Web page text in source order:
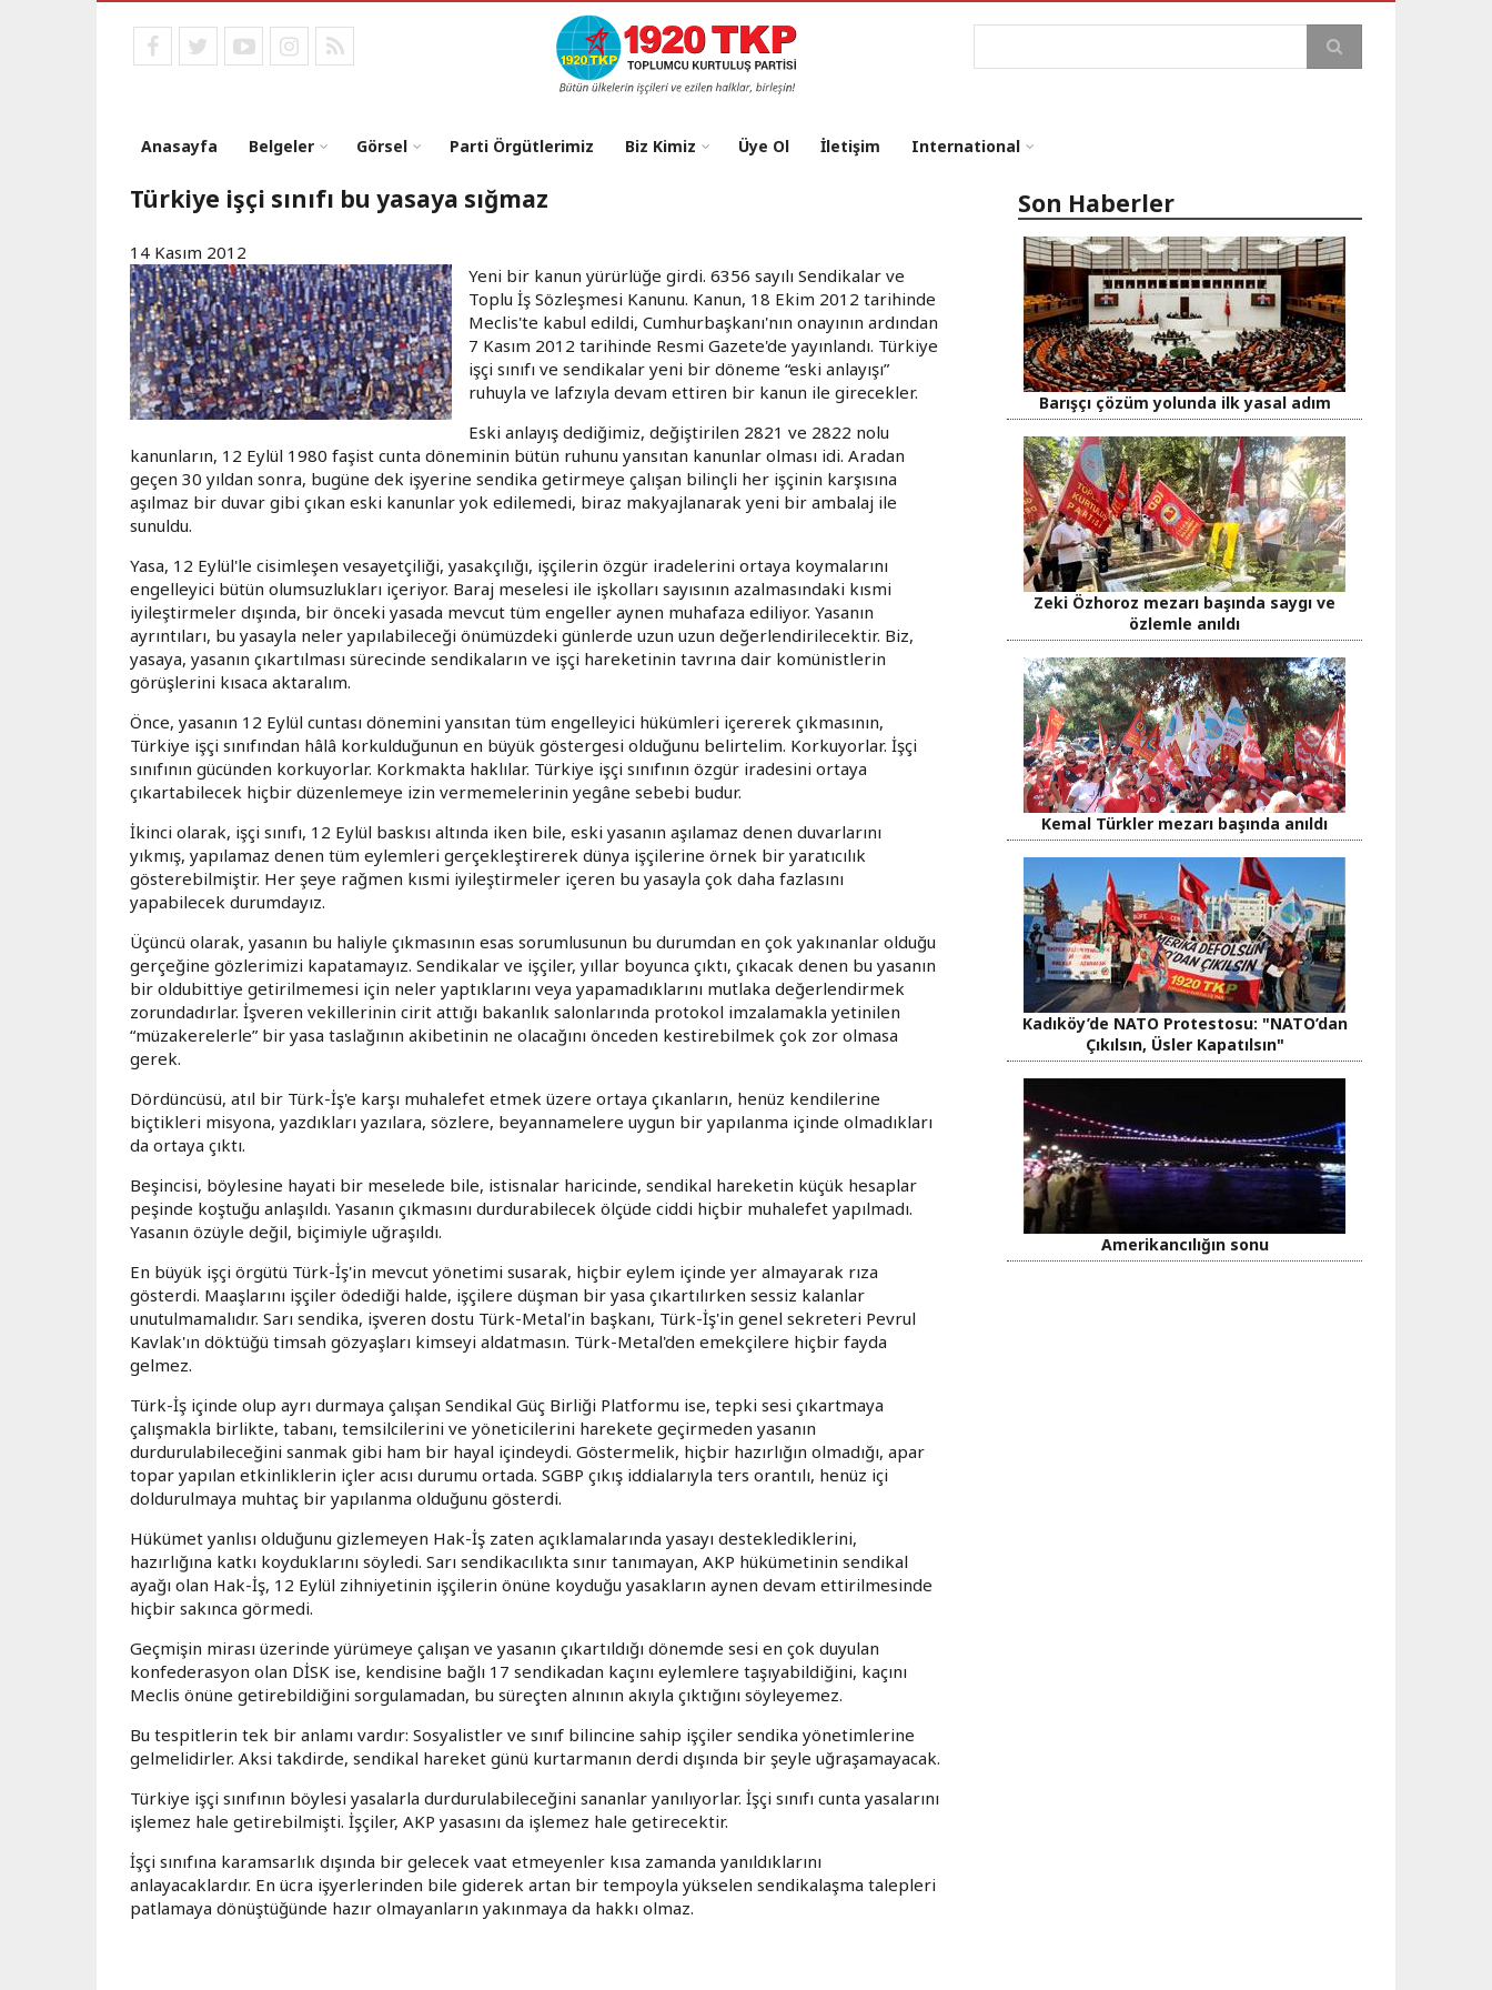
facebooktwitteryoutubeinstagram
RSS
Ara
Anasayfa Belgeler Görsel Parti Örgütlerimiz Biz Kimiz Üye Ol İletişim International
Türkiye işçi sınıfı bu yasaya sığmaz
14 Kasım 2012
Yeni bir kanun yürürlüğe girdi. 6356 sayılı Sendikalar ve
Toplu İş Sözleşmesi Kanunu. Kanun, 18 Ekim 2012 tarihinde
Meclis'te kabul edildi, Cumhurbaşkanı'nın onayının ardından
7 Kasım 2012 tarihinde Resmi Gazete'de yayınlandı. Türkiye
işçi sınıfı ve sendikalar yeni bir döneme “eski anlayışı”
ruhuyla ve lafzıyla devam ettiren bir kanun ile girecekler.
Eski anlayış dediğimiz, değiştirilen 2821 ve 2822 nolu
kanunların, 12 Eylül 1980 faşist cunta döneminin bütün ruhunu yansıtan kanunlar olması idi. Aradan
geçen 30 yıldan sonra, bugüne dek işyerine sendika getirmeye çalışan bilinçli her işçinin karşısına
aşılmaz bir duvar gibi çıkan eski kanunlar yok edilemedi, biraz makyajlanarak yeni bir ambalaj ile
sunuldu.
Yasa, 12 Eylül'le cisimleşen vesayetçiliği, yasakçılığı, işçilerin özgür iradelerini ortaya koymalarını
engelleyici bütün olumsuzlukları içeriyor. Baraj meselesi ile işkolları sayısının azalmasındaki kısmi
iyileştirmeler dışında, bir önceki yasada mevcut tüm engeller aynen muhafaza ediliyor. Yasanın
ayrıntıları, bu yasayla neler yapılabileceği önümüzdeki günlerde uzun uzun değerlendirilecektir. Biz,
yasaya, yasanın çıkartılması sürecinde sendikaların ve işçi hareketinin tavrına dair komünistlerin
görüşlerini kısaca aktaralım.
Önce, yasanın 12 Eylül cuntası dönemini yansıtan tüm engelleyici hükümleri içererek çıkmasının,
Türkiye işçi sınıfından hâlâ korkulduğunun en büyük göstergesi olduğunu belirtelim. Korkuyorlar. İşçi
sınıfının gücünden korkuyorlar. Korkmakta haklılar. Türkiye işçi sınıfının özgür iradesini ortaya
çıkartabilecek hiçbir düzenlemeye izin vermemelerinin yegâne sebebi budur.
İkinci olarak, işçi sınıfı, 12 Eylül baskısı altında iken bile, eski yasanın aşılamaz denen duvarlarını
yıkmış, yapılamaz denen tüm eylemleri gerçekleştirerek dünya işçilerine örnek bir yaratıcılık
gösterebilmiştir. Her şeye rağmen kısmi iyileştirmeler içeren bu yasayla çok daha fazlasını
yapabilecek durumdayız.
Üçüncü olarak, yasanın bu haliyle çıkmasının esas sorumlusunun bu durumdan en çok yakınanlar olduğu
gerçeğine gözlerimizi kapatamayız. Sendikalar ve işçiler, yıllar boyunca çıktı, çıkacak denen bu yasanın
bir oldubittiye getirilmemesi için neler yaptıklarını veya yapamadıklarını mutlaka değerlendirmek
zorundadırlar. İşveren vekillerinin cirit attığı bakanlık salonlarında protokol imzalamakla yetinilen
“müzakerelerle” bir yasa taslağının akibetinin ne olacağını önceden kestirebilmek çok zor olmasa
gerek.
Dördüncüsü, atıl bir Türk-İş'e karşı muhalefet etmek üzere ortaya çıkanların, henüz kendilerine
biçtikleri misyona, yazdıkları yazılara, sözlere, beyannamelere uygun bir yapılanma içinde olmadıkları
da ortaya çıktı.
Beşincisi, böylesine hayati bir meselede bile, istisnalar haricinde, sendikal hareketin küçük hesaplar
peşinde koştuğu anlaşıldı. Yasanın çıkmasını durdurabilecek ölçüde ciddi hiçbir muhalefet yapılmadı.
Yasanın özüyle değil, biçimiyle uğraşıldı.
En büyük işçi örgütü Türk-İş'in mevcut yönetimi susarak, hiçbir eylem içinde yer almayarak rıza
gösterdi. Maaşlarını işçiler ödediği halde, işçilere düşman bir yasa çıkartılırken sessiz kalanlar
unutulmamalıdır. Sarı sendika, işveren dostu Türk-Metal'in başkanı, Türk-İş'in genel sekreteri Pevrul
Kavlak'ın döktüğü timsah gözyaşları kimseyi aldatmasın. Türk-Metal'den emekçilere hiçbir fayda
gelmez.
Türk-İş içinde olup ayrı durmaya çalışan Sendikal Güç Birliği Platformu ise, tepki sesi çıkartmaya
çalışmakla birlikte, tabanı, temsilcilerini ve yöneticilerini harekete geçirmeden yasanın
durdurulabileceğini sanmak gibi ham bir hayal içindeydi. Göstermelik, hiçbir hazırlığın olmadığı, apar
topar yapılan etkinliklerin içler acısı durumu ortada. SGBP çıkış iddialarıyla ters orantılı, henüz içi
doldurulmaya muhtaç bir yapılanma olduğunu gösterdi.
Hükümet yanlısı olduğunu gizlemeyen Hak-İş zaten açıklamalarında yasayı desteklediklerini,
hazırlığına katkı koyduklarını söyledi. Sarı sendikacılıkta sınır tanımayan, AKP hükümetinin sendikal
ayağı olan Hak-İş, 12 Eylül zihniyetinin işçilerin önüne koyduğu yasakların aynen devam ettirilmesinde
hiçbir sakınca görmedi.
Geçmişin mirası üzerinde yürümeye çalışan ve yasanın çıkartıldığı dönemde sesi en çok duyulan
konfederasyon olan DİSK ise, kendisine bağlı 17 sendikadan kaçını eylemlere taşıyabildiğini, kaçını
Meclis önüne getirebildiğini sorgulamadan, bu süreçten alnının akıyla çıktığını söyleyemez.
Bu tespitlerin tek bir anlamı vardır: Sosyalistler ve sınıf bilincine sahip işçiler sendika yönetimlerine
gelmelidirler. Aksi takdirde, sendikal hareket günü kurtarmanın derdi dışında bir şeyle uğraşamayacak.
Türkiye işçi sınıfının böylesi yasalarla durdurulabileceğini sananlar yanılıyorlar. İşçi sınıfı cunta yasalarını
işlemez hale getirebilmişti. İşçiler, AKP yasasını da işlemez hale getirecektir.
İşçi sınıfına karamsarlık dışında bir gelecek vaat etmeyenler kısa zamanda yanıldıklarını
anlayacaklardır. En ücra işyerlerinden bile giderek artan bir tempoyla yükselen sendikalaşma talepleri
patlamaya dönüştüğünde hazır olmayanların yakınmaya da hakkı olmaz.
Son Haberler
Barışçı çözüm yolunda ilk yasal adım
Zeki Özhoroz mezarı başında saygı ve
özlemle anıldı
Kemal Türkler mezarı başında anıldı
Kadıköy’de NATO Protestosu: "NATO’dan
Çıkılsın, Üsler Kapatılsın"
Amerikancılığın sonu